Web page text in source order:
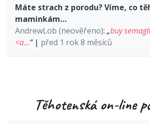
Máte strach z porodu? Víme, co
maminkám…
AndrewLob (neověřeno): „buy
<a…“| před 1 rok 8 měsíců
Těhotenská on-line